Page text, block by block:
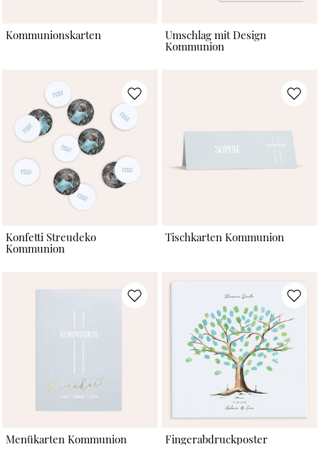
Kommunionskarten
Umschlag mit Design
Kommunion
Konfetti Streudeko
Kommunion
Tischkarten Kommunion
Menükarten Kommunion Fingerabdruckposter